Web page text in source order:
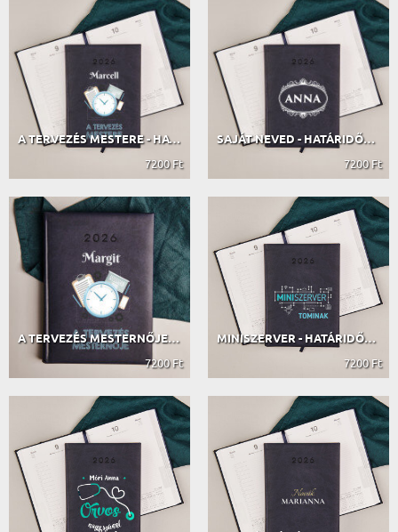
A TERVEZÉS MESTERE - HATÁRIDŐNAPLÓ
7200 Ft
SAJÁT NEVED - HATÁRIDŐNAPLÓ
7200 Ft
A TERVEZÉS MESTERNŐJE - HATÁRIDŐNAPLÓ
7200 Ft
MINISZERVER - HATÁRIDŐNAPLÓ
7200 Ft